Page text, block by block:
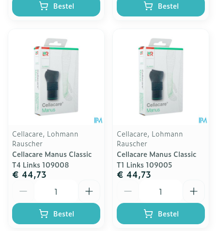
Bestel Bestel
Cellacare, Lohmann
Rauscher
Cellacare Manus Classic
T4 Links 109008
€ 44,73
Bestel
Cellacare, Lohmann
Rauscher
Cellacare Manus Classic
T1 Links 109005
€ 44,73
Bestel